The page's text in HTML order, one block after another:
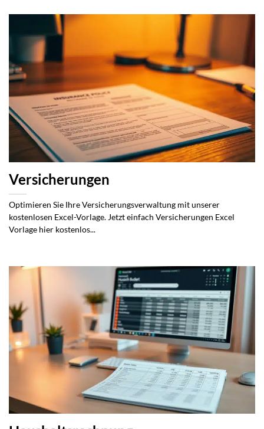
Versicherungen
Optimieren Sie Ihre Versicherungsverwaltung mit unserer
kostenlosen Excel-Vorlage. Jetzt einfach Versicherungen Excel
Vorlage hier kostenlos...